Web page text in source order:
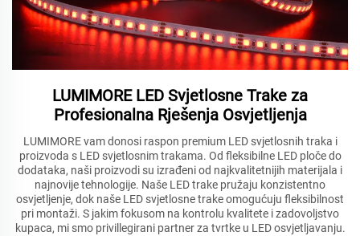
LUMIMORE LED Svjetlosne Trake za
Profesionalna Rješenja Osvjetljenja
LUMIMORE vam donosi raspon premium LED svjetlosnih traka i
proizvoda s LED svjetlosnim trakama. Od fleksibilne LED ploče do
dodataka, naši proizvodi su izrađeni od najkvalitetnijih materijala i
najnovije tehnologije. Naše LED trake pružaju konzistentno
osvjetljenje, dok naše LED svjetlosne trake omogućuju fleksibilnost
pri montaži. S jakim fokusom na kontrolu kvalitete i zadovoljstvo
kupaca, mi smo privillegirani partner za tvrtke u LED osvjetljavanju.